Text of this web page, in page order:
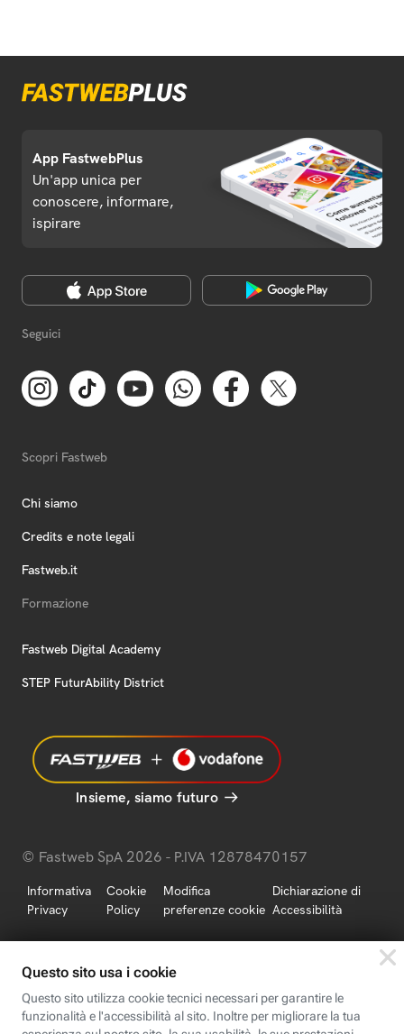
App FastwebPlus
Un'app unica per
conoscere, informare,
ispirare
Seguici
Scopri Fastweb
Chi siamo
Credits e note legali
Fastweb.it
Formazione
Fastweb Digital Academy
STEP FuturAbility District
Insieme, siamo futuro
© Fastweb SpA 2026 - P.IVA 12878470157
Informativa
Privacy
Cookie
Policy
Modifica
preferenze cookie
Dichiarazione di
Accessibilità